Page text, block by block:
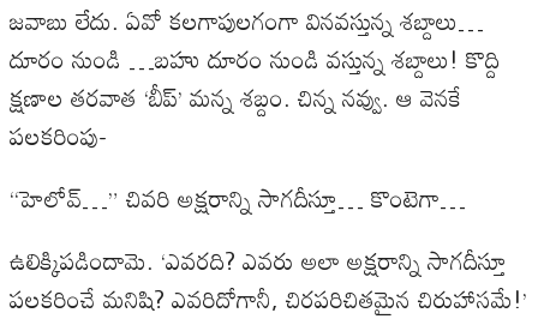
జవాబు లేదు. ఏవో కలగాపులగంగా వినవస్తున్న శబ్దాలు…
దూరం నుండి …బహు దూరం నుండి వస్తున్న శబ్దాలు! కొద్ది
క్షణాల తరవాత ‘బీప్’ మన్న శబ్దం. చిన్న నవ్వు. ఆ వెనకే
పలకరింపు-
“హెలోవ్…” చివరి అక్షరాన్ని సాగదీస్తూ… కొంటెగా…
ఉలిక్కిపడిందామె. ‘ఎవరది? ఎవరు అలా అక్షరాన్ని సాగదీస్తూ
పలకరించే మనిషి? ఎవరిదోగానీ, చిరపరిచితమైన చిరుహాసమే!’